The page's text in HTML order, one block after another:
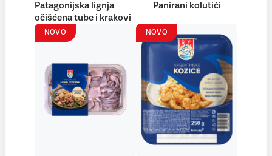
Patagonijska lignja
očišćena tube i krakovi
Panirani kolutići
NOVO NOVO